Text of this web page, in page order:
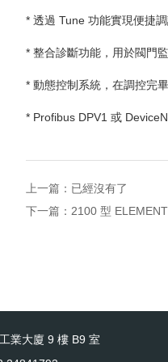
* 透過 Tune 功能實現便捷
* 整合診斷功能，用於閥門監
* 動態控制系統，在調控完
* Profibus DPV1 或
上一篇：已經沒有了
下一篇： 2100 型
業大廈 9 樓 B9 室